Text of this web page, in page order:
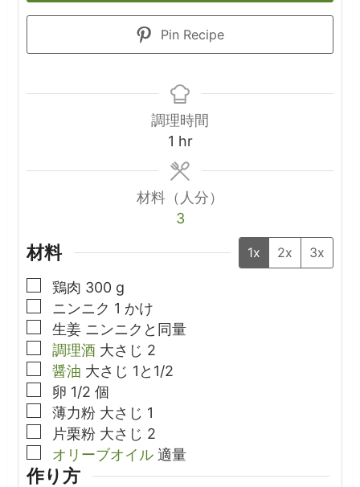
Pin Recipe
調理時間
1 hour
hr
材料（人分）
3
材料 1x 2x 3x
▢
鶏肉 300 g
▢
ニンニク 1 かけ
▢
生姜 ニンニクと同量
▢
調理酒 大さじ 2
▢
醤油 大さじ 1と1/2
▢
卵 1/2 個
▢
薄力粉 大さじ 1
▢
片栗粉 大さじ 2
▢
オリーブオイル 適量
作り方